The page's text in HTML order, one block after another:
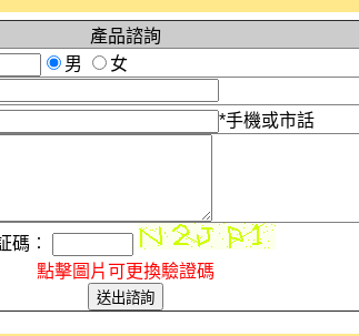
產品諮詢
男
女
*手機或市話
碼︰
點擊圖片可更換驗證碼